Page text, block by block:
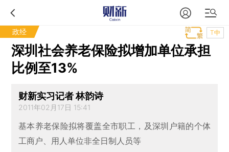
政经 T中
深圳社会养老保险拟增加单位承担
比例至13%
财新实习记者 林韵诗
2011年02月17日 15:41
基本养老保险拟将覆盖全市职工，及深圳户籍的个体
工商户、用人单位非全日制人员等